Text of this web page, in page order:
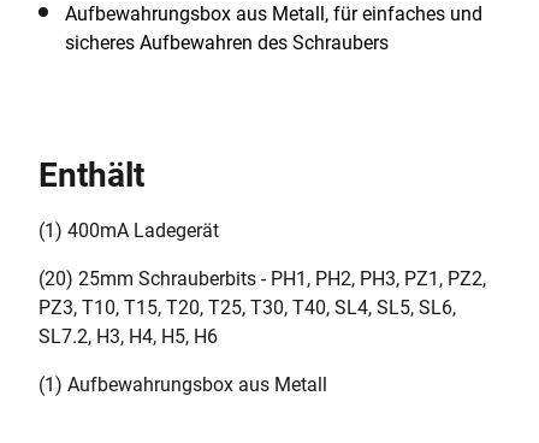
Aufbewahrungsbox aus Metall, für einfaches und
sicheres Aufbewahren des Schraubers
Enthält
(1) 400mA Ladegerät
(20) 25mm Schrauberbits - PH1, PH2, PH3, PZ1, PZ2,
PZ3, T10, T15, T20, T25, T30, T40, SL4, SL5, SL6,
SL7.2, H3, H4, H5, H6
(1) Aufbewahrungsbox aus Metall